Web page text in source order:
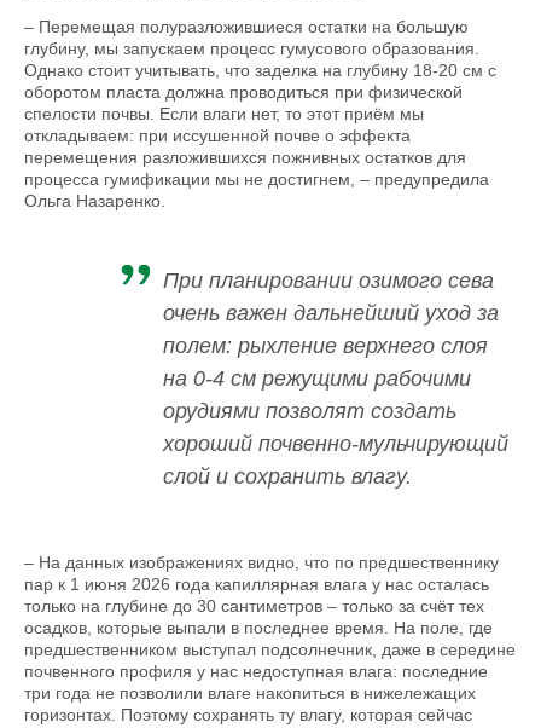
– Перемещая полуразложившиеся остатки на большую
глубину, мы запускаем процесс гумусового образования.
Однако стоит учитывать, что заделка на глубину 18-20 см с
оборотом пласта должна проводиться при физической
спелости почвы. Если влаги нет, то этот приём мы
откладываем: при иссушенной почве о эффекта
перемещения разложившихся пожнивных остатков для
процесса гумификации мы не достигнем, – предупредила
Ольга Назаренко.
При планировании озимого сева
очень важен дальнейший уход за
полем: рыхление верхнего слоя
на 0-4 см режущими рабочими
орудиями позволят создать
хороший почвенно-мульчирующий
слой и сохранить влагу.
– На данных изображениях видно, что по предшественнику
пар к 1 июня 2026 года капиллярная влага у нас осталась
только на глубине до 30 сантиметров – только за счёт тех
осадков, которые выпали в последнее время. На поле, где
предшественником выступал подсолнечник, даже в середине
почвенного профиля у нас недоступная влага: последние
три года не позволили влаге накопиться в нижележащих
горизонтах. Поэтому сохранять ту влагу, которая сейчас